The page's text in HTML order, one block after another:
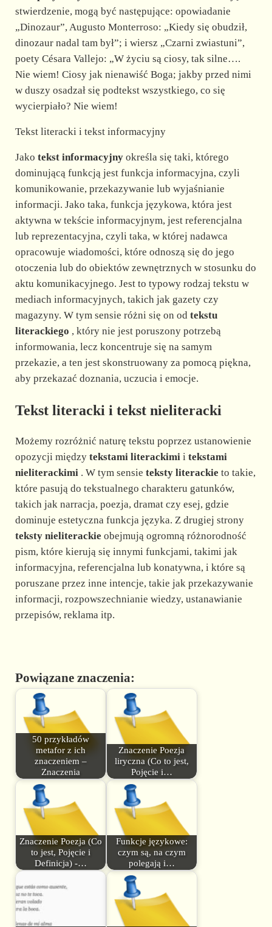
stwierdzenie, mogą być następujące: opowiadanie
„Dinozaur”, Augusto Monterroso: „Kiedy się obudził,
dinozaur nadal tam był”; i wiersz „Czarni zwiastuni”,
poety Césara Vallejo: „W życiu są ciosy, tak silne….
Nie wiem! Ciosy jak nienawiść Boga; jakby przed nimi
w duszy osadzał się podtekst wszystkiego, co się
wycierpiało? Nie wiem!
Tekst literacki i tekst informacyjny
Jako tekst informacyjnyokreśla się taki, którego
dominującą funkcją jest funkcja informacyjna, czyli
komunikowanie, przekazywanie lub wyjaśnianie
informacji. Jako taka, funkcja językowa, która jest
aktywna w tekście informacyjnym, jest referencjalna
lub reprezentacyjna, czyli taka, w której nadawca
opracowuje wiadomości, które odnoszą się do jego
otoczenia lub do obiektów zewnętrznych w stosunku do
aktu komunikacyjnego. Jest to typowy rodzaj tekstu w
mediach informacyjnych, takich jak gazety czy
magazyny. W tym sensie różni się on od tekstu
literackiego , który nie jest poruszony potrzebą
informowania, lecz koncentruje się na samym
przekazie, a ten jest skonstruowany za pomocą piękna,
aby przekazać doznania, uczucia i emocje.
Tekst literacki i tekst nieliteracki
Możemy rozróżnić naturę tekstu poprzez ustanowienie
opozycji między tekstami literackimii tekstami
nieliterackimi. W tym sensie teksty literackie to takie,
które pasują do tekstualnego charakteru gatunków,
takich jak narracja, poezja, dramat czy esej, gdzie
dominuje estetyczna funkcja języka. Z drugiej strony
teksty nieliterackie obejmują ogromną różnorodność
pism, które kierują się innymi funkcjami, takimi jak
informacyjna, referencjalna lub konatywna, i które są
poruszane przez inne intencje, takie jak przekazywanie
informacji, rozpowszechnianie wiedzy, ustanawianie
przepisów, reklama itp.
Powiązane znaczenia:
50 przykładów
metafor z ich
znaczeniem –
Znaczenia
Znaczenie Poezja
liryczna (Co to jest,
Pojęcie i…
Znaczenie Poezja (Co
to jest, Pojęcie i
Definicja) -…
Funkcje językowe:
czym są, na czym
polegają i…